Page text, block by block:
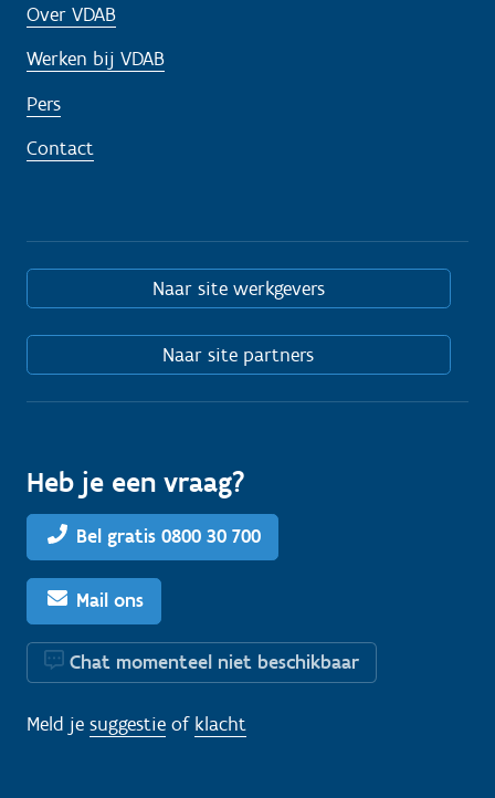
Over VDAB
Werken bij VDAB
Pers
Contact
Naar site werkgevers
Naar site partners
Heb je een vraag?
Bel gratis 0800 30 700
Mail ons
Chat momenteel niet beschikbaar
Meld je suggestie of klacht